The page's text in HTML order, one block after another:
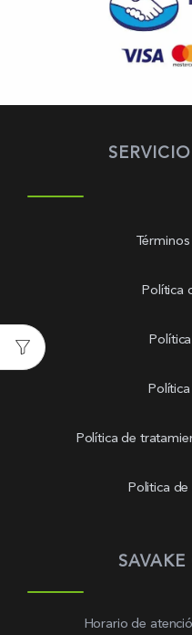
Política
Política de
Politica de
Horario de